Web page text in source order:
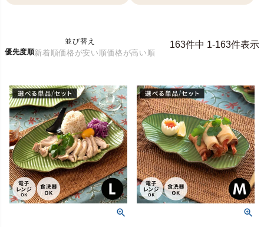
並び替え
優先度順新着順価格が安い順価格が高い順
163件中 1-163件表示